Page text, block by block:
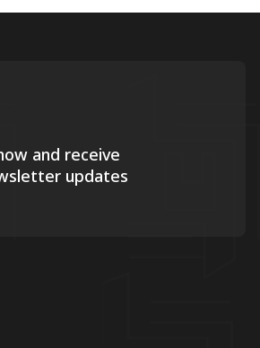
and receive
updates